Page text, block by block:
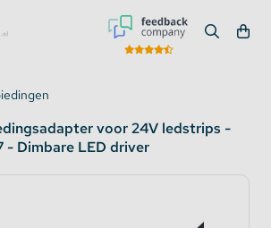
voor 24V ledstrips -
- Dimbare LED driver